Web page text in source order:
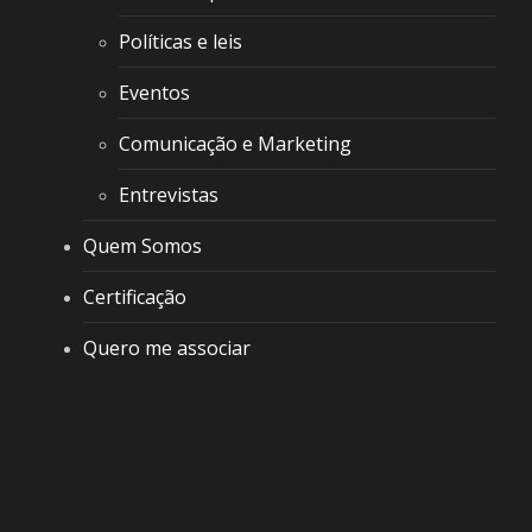
Políticas e leis
Eventos
Comunicação e Marketing
Entrevistas
Quem Somos
Certificação
Quero me associar